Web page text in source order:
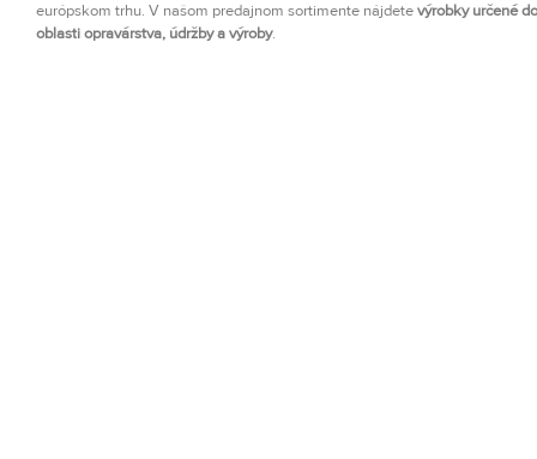
európskom trhu. V našom predajnom sortimente nájdetevýrobky určené do
oblasti opravárstva, údržby a výroby.